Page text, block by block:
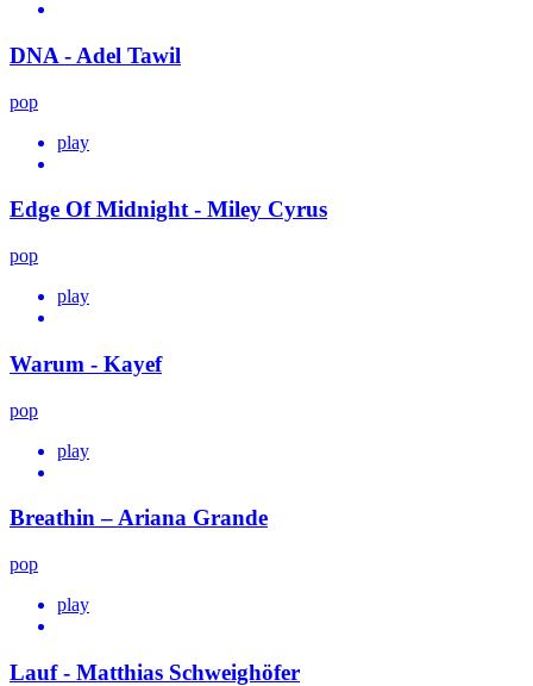
DNA - Adel Tawil
pop
play
Edge Of Midnight - Miley Cyrus
pop
play
Warum - Kayef
pop
play
Breathin – Ariana Grande
pop
play
Lauf - Matthias Schweighöfer